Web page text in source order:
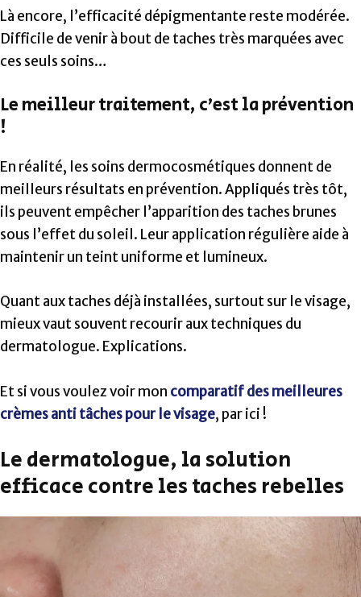
Là encore, l’efficacité dépigmentante reste modérée.
Difficile de venir à bout de taches très marquées avec
ces seuls soins…
Le meilleur traitement, c’est la prévention
!
En réalité, les soins dermocosmétiques donnent de
meilleurs résultats en prévention. Appliqués très tôt,
ils peuvent empêcher l’apparition des taches brunes
sous l’effet du soleil. Leur application régulière aide à
maintenir un teint uniforme et lumineux.
Quant aux taches déjà installées, surtout sur le visage,
mieux vaut souvent recourir aux techniques du
dermatologue. Explications.
Et si vous voulez voir mon comparatif des meilleures
crèmes anti tâches pour le visage, par ici !
Le dermatologue, la solution
efficace contre les taches rebelles